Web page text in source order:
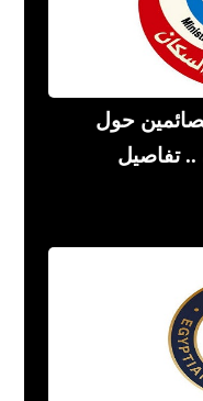
حول
.. تفاصيل